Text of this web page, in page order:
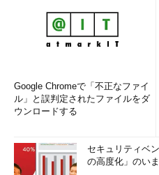
Google Chromeで「不正なファイ
ル」と誤判定されたファイルをダ
ウンロードする
セキュリティベ
の高度化」のい